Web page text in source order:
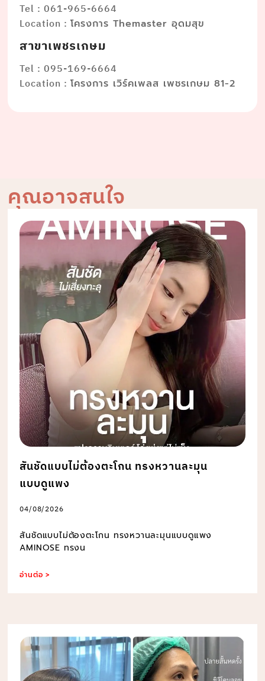
Tel : 061-965-6664
Location :โครงการ Themaster อุดมสุข
สาขาเพชรเกษม
Tel : 095-169-6664
Location :โครงการ เวิร์คเพลส เพชรเกษม 81-2
คุณอาจสนใจ
สันชัดแบบไม่ต้องตะโกน ทรงหวานละมุน
แบบดูแพง
04/08/2026
สันชัดแบบไม่ต้องตะโกน ทรงหวานละมุนแบบดูแพง
AMINOSE ทรงน
อ่านต่อ >